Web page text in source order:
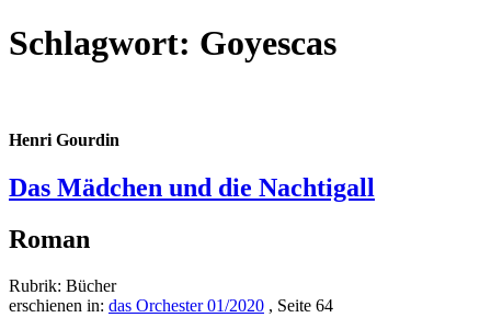
Schlagwort: Goyescas
Henri Gourdin
Das Mädchen und die Nachtigall
Roman
Rubrik: Bücher
erschienen in: das Orchester 01/2020 , Seite 64